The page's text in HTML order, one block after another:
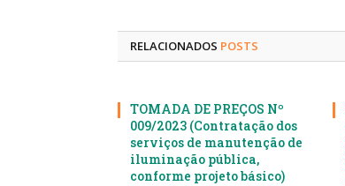
RELACIONADOS POSTS
TOMADA DE PREÇOS Nº
009/2023 (Contratação dos
serviços de manutenção de
iluminação pública,
conforme projeto básico)